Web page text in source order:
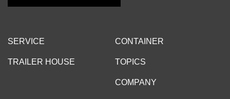
SERVICE
TRAILER HOUSE
CONTAINER
TOPICS
COMPANY